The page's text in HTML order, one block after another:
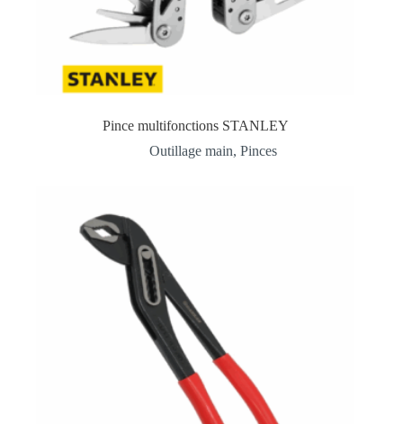
Pince multifonctions STANLEY
Outillage main,Pinces